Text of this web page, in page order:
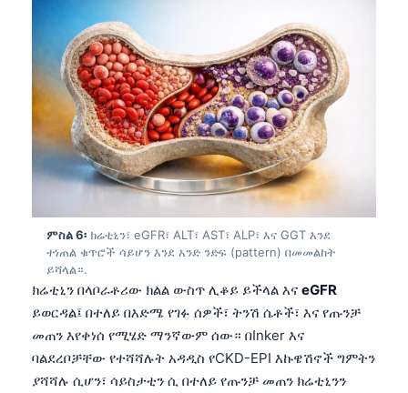
ምስል 6፡ ክሬቲኒን፣ eGFR፣ ALT፣ AST፣ ALP፣ እና GGT እንደ
ተነጠል ቁጥሮች ሳይሆን እንደ አንድ ንድፍ (pattern) በመመልከት
ይሻላል።.
ክሬቲኒን በላቦራቶሪው ክልል ውስጥ ሊቆይ ይችላል እና eGFR
ይወርዳል፤ በተለይ በእድሜ የገፉ ሰዎች፣ ትንሽ ሴቶች፣ እና የጡንቻ
መጠን እየቀነሰ የሚሄድ ማንኛውም ሰው። በInker እና
ባልደረቦቻቸው የተሻሻሉት አዳዲስ የCKD-EPI እኩዌሽኖች ግምትን
ያሻሻሉ ሲሆን፣ ሳይስታቲን ሲ በተለይ የጡንቻ መጠን ክሬቲኒንን